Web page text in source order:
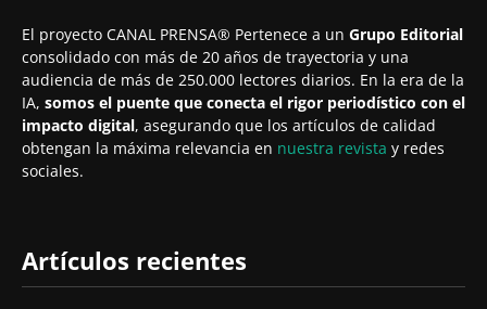
El proyecto CANAL PRENSA® Pertenece a un Grupo Editorial
consolidado con más de 20 años de trayectoria y una
audiencia de más de 250.000 lectores diarios. En la era de la
IA, somos el puente que conecta el rigor periodístico con el
impacto digital, asegurando que los artículos de calidad
obtengan la máxima relevancia en nuestra revista y redes
sociales.
Artículos recientes